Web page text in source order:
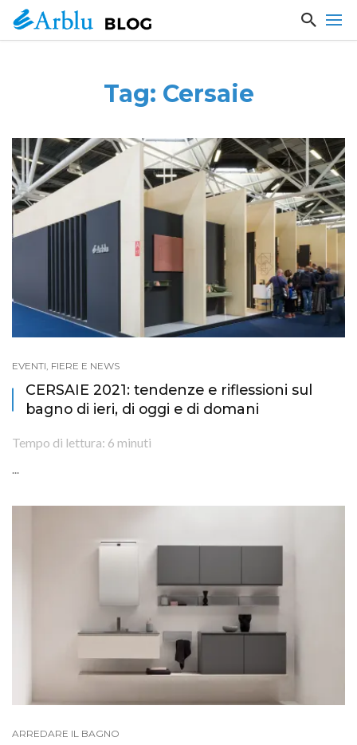
Tag: Cersaie
EVENTI, FIERE E NEWS
CERSAIE 2021: tendenze e riflessioni sul
bagno di ieri, di oggi e di domani
Tempo di lettura: 6 minuti
...
ARREDARE IL BAGNO